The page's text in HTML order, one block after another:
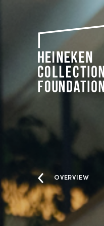
OVERVIEW